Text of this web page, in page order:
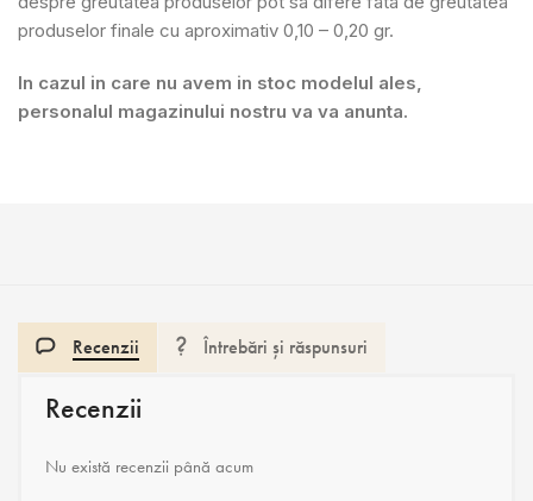
produselor finale cu aproximativ 0,10 – 0,20 gr.
In cazul in care nu avem in stoc modelul ales,
personalul magazinului nostru va va anunta.
Recenzii Întrebări și răspunsuri
Recenzii
Nu există recenzii până acum